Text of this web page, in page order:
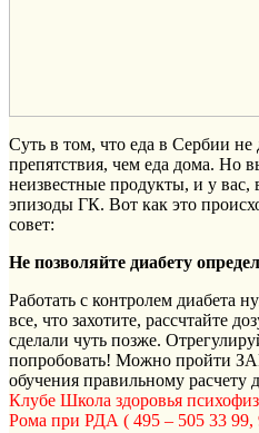
Суть в том, что еда в Сербии не
препятствия, чем еда дома. Но
неизвестные продукты, и у вас,
эпизоды ГК. Вот как это
совет:
Не позволяйте диабету
Работать с контролем диабета
все, что захотите, рассчтайте
сделали чуть позже.
попробовать! Можно пройти
обучения правильному расчету
Клубе Школа здоровья
Рома при РДА ( 495 – 505 33 99,